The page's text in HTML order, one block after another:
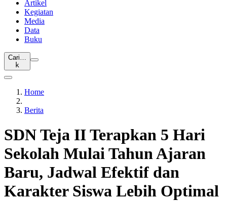
Artikel
Kegiatan
Media
Data
Buku
Cari…
k
Home
Berita
SDN Teja II Terapkan 5 Hari
Sekolah Mulai Tahun Ajaran
Baru, Jadwal Efektif dan
Karakter Siswa Lebih Optimal